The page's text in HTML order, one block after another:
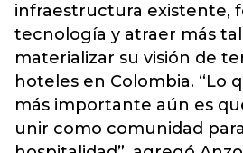
infraestructura existente,
tecnología y atraer más
materializar su visión de
hoteles en Colombia. “Lo
más importante aún es
unir como comunidad